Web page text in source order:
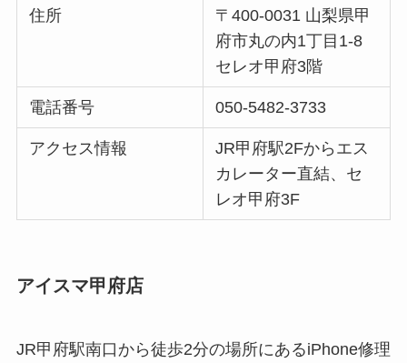
住所
〒400-0031 山梨県甲
府市丸の内1丁目1-8
セレオ甲府3階
電話番号 050-5482-3733
アクセス情報
JR甲府駅2Fからエス
カレーター直結、セ
レオ甲府3F
アイスマ甲府店
JR甲府駅南口から徒歩2分の場所にあるiPhone修理